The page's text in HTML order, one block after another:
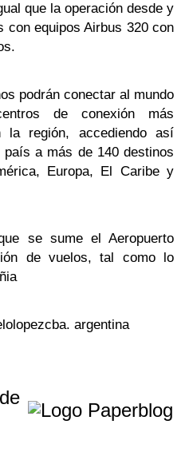
que la operación desde y
con equipos Airbus 320 con
podrán conectar al mundo
de conexión más
la región, accediendo así
a más de 140 destinos
Europa, El Caribe y
se sume el Aeropuerto
de vuelos, tal como lo
argentina